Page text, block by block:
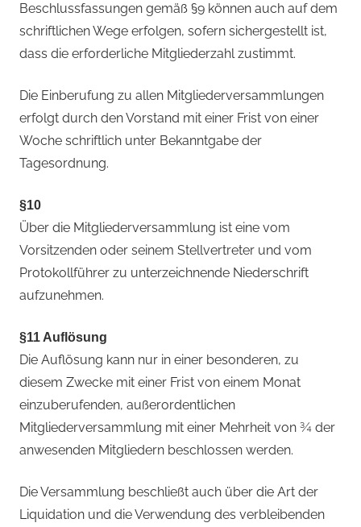
Beschlussfassungen gemäß §9 können auch auf dem
schriftlichen Wege erfolgen, sofern sichergestellt ist,
dass die erforderliche Mitgliederzahl zustimmt.
Die Einberufung zu allen Mitgliederversammlungen
erfolgt durch den Vorstand mit einer Frist von einer
Woche schriftlich unter Bekanntgabe der
Tagesordnung.
§10
Über die Mitgliederversammlung ist eine vom
Vorsitzenden oder seinem Stellvertreter und vom
Protokollführer zu unterzeichnende Niederschrift
aufzunehmen.
§11 Auflösung
Die Auflösung kann nur in einer besonderen, zu
diesem Zwecke mit einer Frist von einem Monat
einzuberufenden, außerordentlichen
Mitgliederversammlung mit einer Mehrheit von ¾ der
anwesenden Mitgliedern beschlossen werden.
Die Versammlung beschließt auch über die Art der
Liquidation und die Verwendung des verbleibenden